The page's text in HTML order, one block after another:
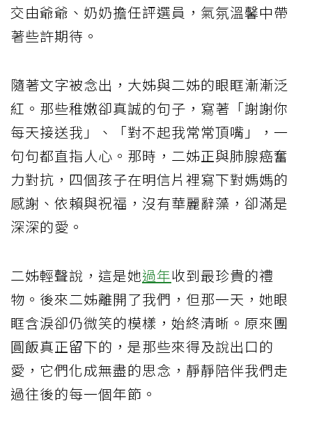
交由爺爺、奶奶擔任評選員，氣氛溫馨中帶
著些許期待。
隨著文字被念出，大姊與二姊的眼眶漸漸泛
紅。那些稚嫩卻真誠的句子，寫著「謝謝你
每天接送我」、「對不起我常常頂嘴」，一
句句都直指人心。那時，二姊正與肺腺癌奮
力對抗，四個孩子在明信片裡寫下對媽媽的
感謝、依賴與祝福，沒有華麗辭藻，卻滿是
深深的愛。
二姊輕聲說，這是她過年收到最珍貴的禮
物。後來二姊離開了我們，但那一天，她眼
眶含淚卻仍微笑的模樣，始終清晰。原來團
圓飯真正留下的，是那些來得及說出口的
愛，它們化成無盡的思念，靜靜陪伴我們走
過往後的每一個年節。